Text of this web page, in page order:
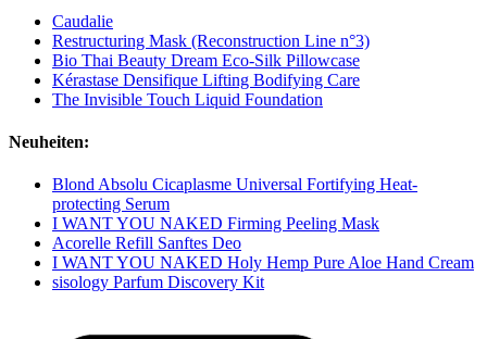
Caudalie
Restructuring Mask (Reconstruction Line n°3)
Bio Thai Beauty Dream Eco-Silk Pillowcase
Kérastase Densifique Lifting Bodifying Care
The Invisible Touch Liquid Foundation
Neuheiten:
Blond Absolu Cicaplasme Universal Fortifying Heat-
protecting Serum
I WANT YOU NAKED Firming Peeling Mask
Acorelle Refill Sanftes Deo
I WANT YOU NAKED Holy Hemp Pure Aloe Hand Cream
sisology Parfum Discovery Kit